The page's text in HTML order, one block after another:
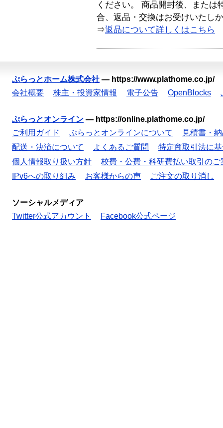
ください。 商品開封後、または
合、返品・交換はお受けいたし
⇒返品について詳しくはこちら
ぷらっとホーム株式会社 — https://www.plathome.co.jp/
会社概要
株主・投資家情報 電子公告 OpenBlocks
ぷらっとオンライン — https://online.plathome.co.jp/
ご利用ガイド
ぷらっとオンラインについて
見積書・
配送・決済について
よくあるご質問
特定商取引法に
個人情報取り扱い方針
校費・公費・科研費払い取引のご
IPv6への取り組み
お客様からの声 ご注文の取り消し
ソーシャルメディア
Twitter公式アカウント
Facebook公式ページ